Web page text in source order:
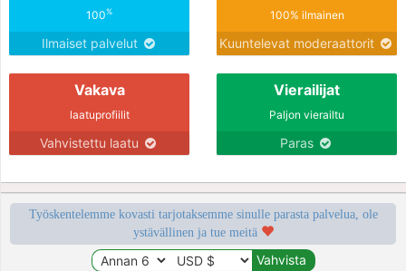
100%
Ilmaiset palvelut
100% ilmainen
Kuuntelevat moderaattorit
Vakava
laatuprofiilit
Vahvistettu laatu
Vierailijat
Paljon vierailtu
Paras
Työskentelemme kovasti tarjotaksemme sinulle parasta palvelua, ole
ystävällinen ja tue meitä